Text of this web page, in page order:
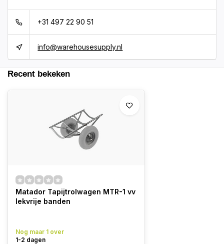
+31 497 22 90 51
info@warehousesupply.nl
Recent bekeken
Matador Tapijtrolwagen MTR-1 vv
lekvrije banden
Nog maar 1 over
1-2 dagen